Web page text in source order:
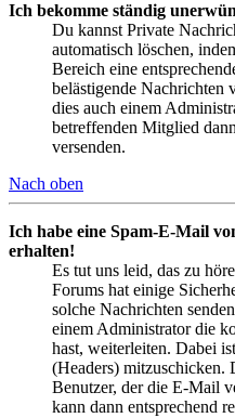
Ich bekomme ständig
Du kannst Private
automatisch löschen,
Bereich eine
belästigende Nachrichten
dies auch einem
betreffenden Mitglied
versenden.
Nach oben
Ich habe eine Spam-E-Mail
erhalten!
Es tut uns leid, das zu
Forums hat einige
solche Nachrichten
einem Administrator die
hast, weiterleiten. Dabei
(Headers) mitzuschicken.
Benutzer, der die E-Mail
kann dann entsprechend